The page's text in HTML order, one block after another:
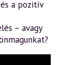
a pozitív
– avagy